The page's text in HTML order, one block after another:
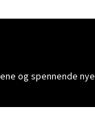
og spennende nye